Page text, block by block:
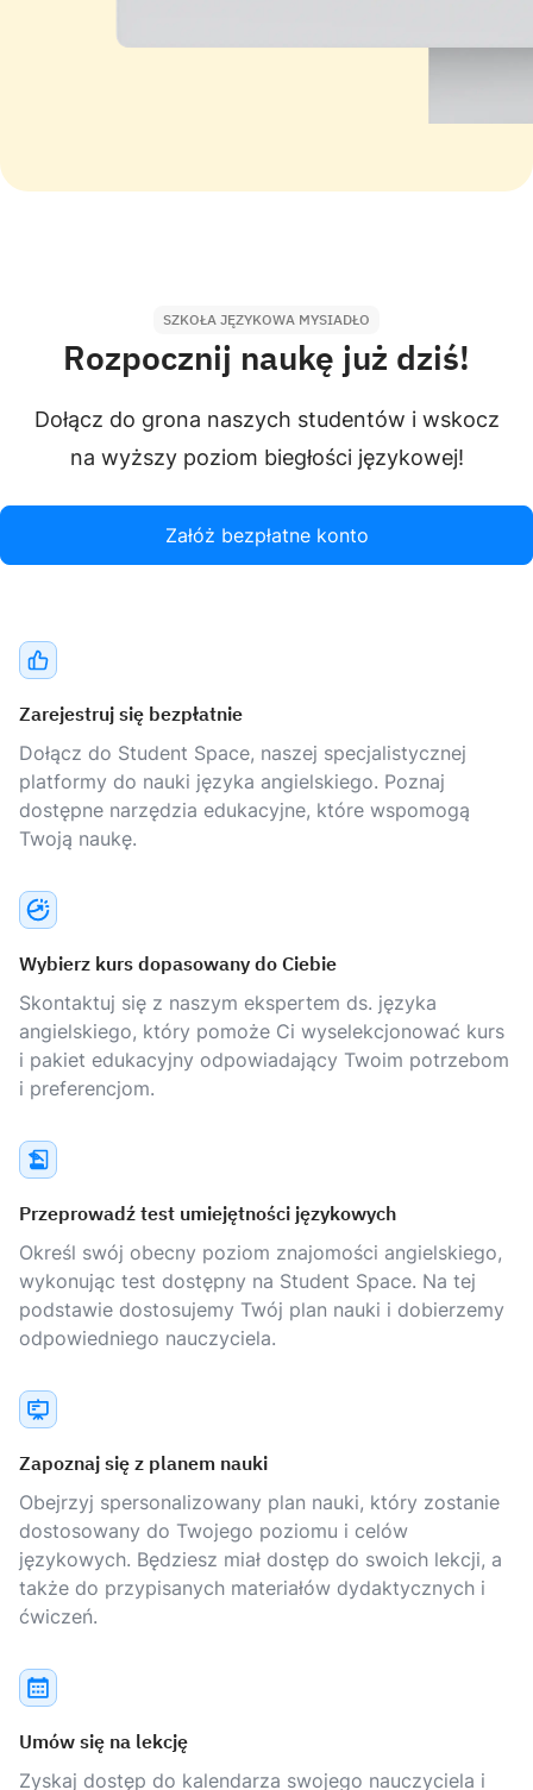
SZKOŁA JĘZYKOWA MYSIADŁO
Rozpocznij naukę już dziś!
Dołącz do grona naszych studentów i wskocz
na wyższy poziom biegłości językowej!
Załóż bezpłatne konto
Zarejestruj się bezpłatnie
Dołącz do Student Space, naszej specjalistycznej
platformy do nauki języka angielskiego. Poznaj
dostępne narzędzia edukacyjne, które wspomogą
Twoją naukę.
Wybierz kurs dopasowany do Ciebie
Skontaktuj się z naszym ekspertem ds. języka
angielskiego, który pomoże Ci wyselekcjonować kurs
i pakiet edukacyjny odpowiadający Twoim potrzebom
i preferencjom.
Przeprowadź test umiejętności językowych
Określ swój obecny poziom znajomości angielskiego,
wykonując test dostępny na Student Space. Na tej
podstawie dostosujemy Twój plan nauki i dobierzemy
odpowiedniego nauczyciela.
Zapoznaj się z planem nauki
Obejrzyj spersonalizowany plan nauki, który zostanie
dostosowany do Twojego poziomu i celów
językowych. Będziesz miał dostęp do swoich lekcji, a
także do przypisanych materiałów dydaktycznych i
ćwiczeń.
Umów się na lekcję
Zyskaj dostęp do kalendarza swojego nauczyciela i